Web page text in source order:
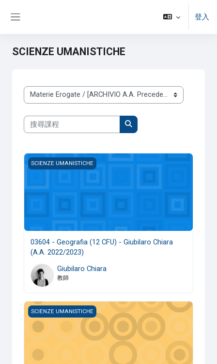
登入
SCIENZE UMANISTICHE
課程類別
搜尋課程
搜尋課程
03604 - Geografia (12 CFU) - Giubilaro Chiara (A.A. 2022/
SCIENZE UMANISTICHE
03604 - Geografia (12 CFU) - Giubilaro Chiara
(A.A. 2022/2023)
Giubilaro Chiara
教師
04438 - Letteratura Italiana (6 CFU) - Jossa Stefano (A.A.
SCIENZE UMANISTICHE